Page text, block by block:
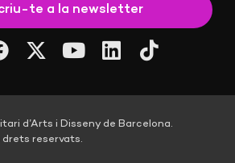
te a la newsletter
d’Arts i Disseny de Barcelona.
reservats.